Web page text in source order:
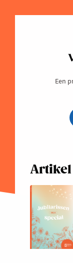
Een